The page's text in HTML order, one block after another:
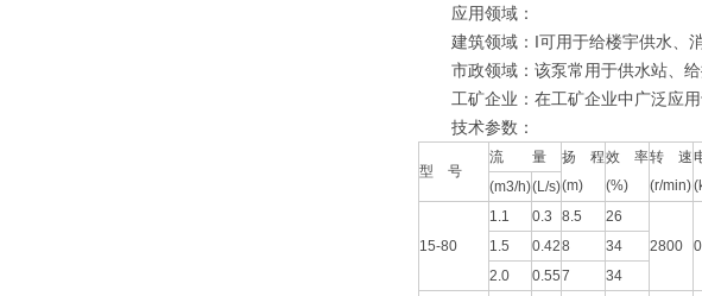
应用领域：
建筑领域：I可用于给楼宇供水、消
市政领域：该泵常用于供水站、给
工矿企业：在工矿企业中广泛应用
技术参数：
型 号
流 量
扬 程
(m)
效 率
(%)
转 速
(r/min)
(m3/h)(L/s)
15-80
1.1 0.3 8.5
26
2800
1.5 0.428
34
2.0
0.557 34